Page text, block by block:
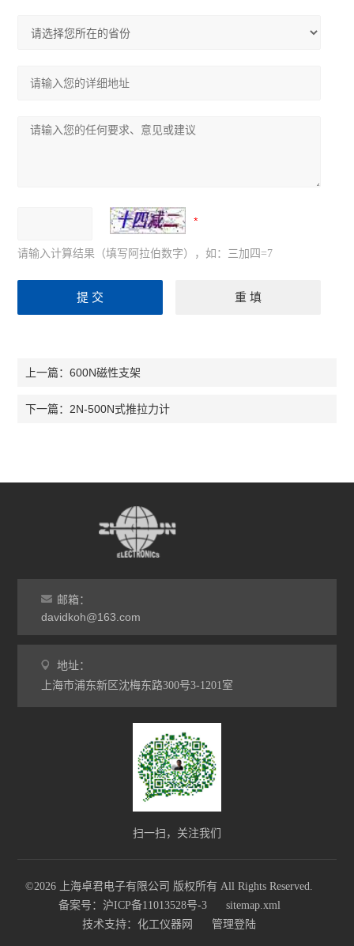
请输入计算结果（填写阿拉伯数字），如：三加四=7
上一篇：600N磁性支架
下一篇：2N-500N式推拉力计
邮箱：
davidkoh@163.com
地址：
上海市浦东新区沈梅东路300号3-1201室
扫一扫，关注我们
©2026 上海卓君电子有限公司 版权所有 All Rights Reserved.
备案号：沪ICP备11013528号-3
sitemap.xml
技术支持： 化工仪器网 管理登陆